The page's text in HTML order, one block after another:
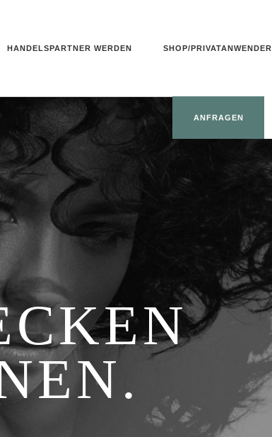
HANDELSPARTNER WERDEN SHOP/PRIVATANWENDER
ANFRAGEN